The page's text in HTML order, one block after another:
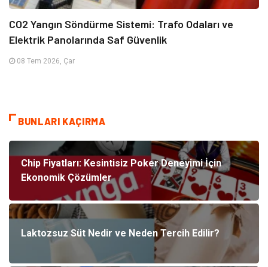
CO2 Yangın Söndürme Sistemi: Trafo Odaları ve
Elektrik Panolarında Saf Güvenlik
08 Tem 2026, Çar
BUNLARI KAÇIRMA
Chip Fiyatları: Kesintisiz Poker Deneyimi İçin
Ekonomik Çözümler
Laktozsuz Süt Nedir ve Neden Tercih Edilir?